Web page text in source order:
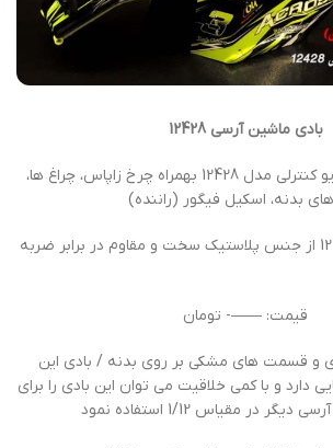
بادی ماشین آرسی 12428
بدنه کامل ماشین رادیو کنترلی مدل 12428 بهمراه چرخ زاپاس، چراغ ها،
بدنه، اسکیل فیگور (راننده)
بادی ماشین آرسی 12428 از جنس پلاستیک سخت و مقاوم در برابر ضربه
قیمت: ——- تومان
و قسمت های مشکی بر روی بدنه / بادی این
دارد و با کمی خلاقیت می توان این بادی را برای
در مقیاس 1/12 استفاده نمود